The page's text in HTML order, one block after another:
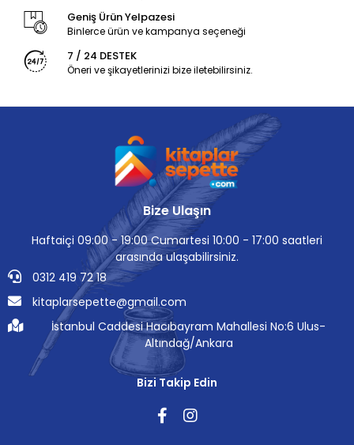
Geniş Ürün Yelpazesi
Binlerce ürün ve kampanya seçeneği
7 / 24 DESTEK
Öneri ve şikayetlerinizi bize iletebilirsiniz.
Bize Ulaşın
Haftaiçi 09:00 - 19:00 Cumartesi 10:00 - 17:00 saatleri
arasında ulaşabilirsiniz.
0312 419 72 18
kitaplarsepette@gmail.com
İstanbul Caddesi Hacıbayram Mahallesi No:6 Ulus-
Altındağ/Ankara
Bizi Takip Edin